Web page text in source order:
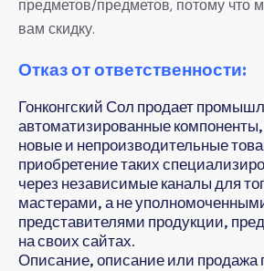
предметов/предметов, потому что
вам скидку.
Отказ от ответственности:
Гонконгский Сол продает
автоматизированные
новые и непроизводительные
приобретение таких
через независимые каналы для
мастерами, а не
представителями продукции,
на своих сайтах.
Описание, описание или продажа